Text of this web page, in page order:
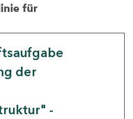
für
der
-